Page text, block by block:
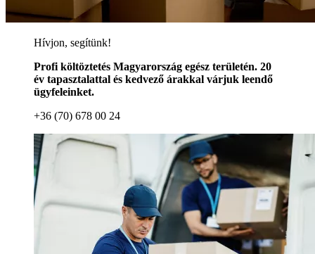
Hívjon, segítünk!
Profi költöztetés Magyarország egész területén. 20
év tapasztalattal és kedvező árakkal várjuk leendő
ügyfeleinket.
+36 (70) 678 00 24